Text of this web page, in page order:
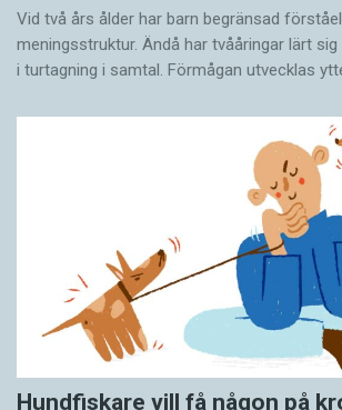
Vid två års ålder har barn begränsad
meningsstruktur. Ändå har tvååringar lärt sig
i turtagning i samtal. Förmågan utvecklas
Hundfiskare vill få någon på